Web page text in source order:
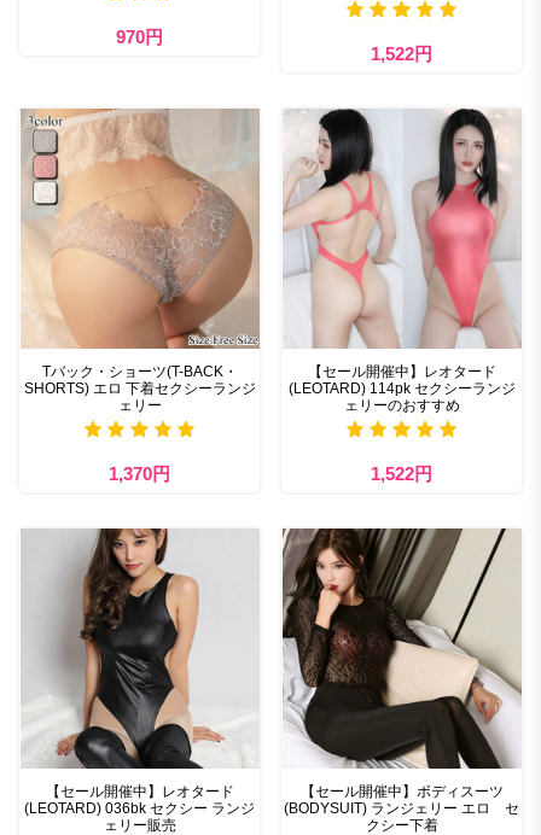
970円
1,522円
Tバック・ショーツ(T-BACK・
SHORTS) エロ 下着セクシーランジ
ェリー
1,370円
【セール開催中】レオタード
(LEOTARD) 114pk セクシーランジ
ェリーのおすすめ
1,522円
【セール開催中】レオタード
(LEOTARD) 036bk セクシー ランジ
ェリー販売
【セール開催中】ボディスーツ
(BODYSUIT) ランジェリー エロ セ
クシー下着